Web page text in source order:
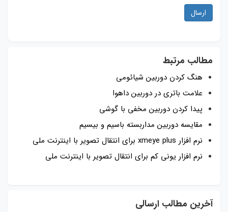
ارسال
مطالب مرتبط
هنگ کردن دوربین شیائومی
علامت باتری در دوربین داهوا
پیدا کردن دوربین مخفی با گوشی
مقایسه دوربین مداربسته باسیم و بیسیم
نرم افزار xmeye plus برای انتقال تصویر با اینترنت ملی
نرم افزار یونی کم برای انتقال تصویر با اینترنت ملی
آخرین مطالب ارسالی